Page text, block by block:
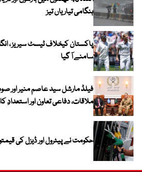
ہنگامی تیاریاں تیز
سامنے آ گیا
فیلڈ مارشل سید عاصم منیر اور
ملاقات، دفاعی تعاون اور استعدادِ
حکومت نے پیٹرول اور ڈیزل کی